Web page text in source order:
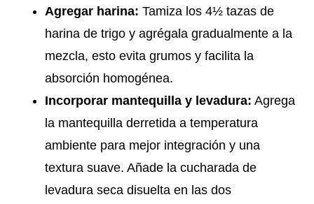
Agregar harina: Tamiza los 4½ tazas de
harina de trigo y agrégala gradualmente a la
mezcla, esto evita grumos y facilita la
absorción homogénea.
Incorporar mantequilla y levadura: Agrega
la mantequilla derretida a temperatura
ambiente para mejor integración y una
textura suave. Añade la cucharada de
levadura seca disuelta en las dos